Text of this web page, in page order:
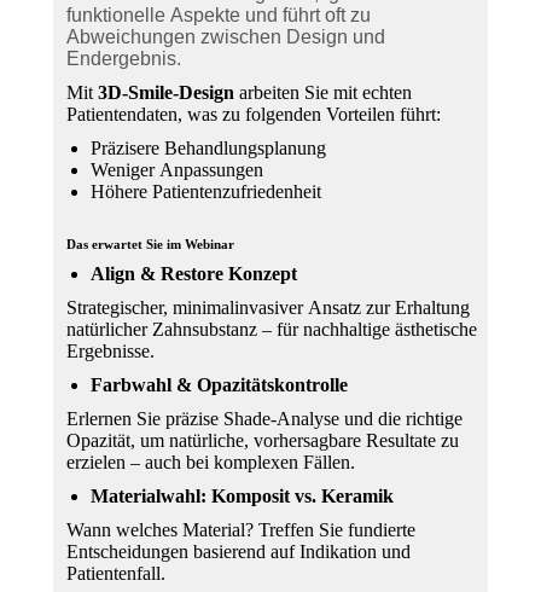
funktionelle Aspekte und führt oft zu
Abweichungen zwischen Design und
Endergebnis.
Mit 3D-Smile-Design arbeiten Sie mit echten
Patientendaten, was zu folgenden Vorteilen führt:
Präzisere Behandlungsplanung
Weniger Anpassungen
Höhere Patientenzufriedenheit
Das erwartet Sie im Webinar
Align & Restore Konzept
Strategischer, minimalinvasiver Ansatz zur Erhaltung
natürlicher Zahnsubstanz – für nachhaltige ästhetische
Ergebnisse.
Farbwahl & Opazitätskontrolle
Erlernen Sie präzise Shade-Analyse und die richtige
Opazität, um natürliche, vorhersagbare Resultate zu
erzielen – auch bei komplexen Fällen.
Materialwahl: Komposit vs. Keramik
Wann welches Material? Treffen Sie fundierte
Entscheidungen basierend auf Indikation und
Patientenfall.